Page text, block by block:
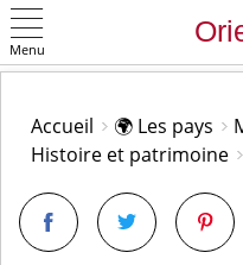
Menu
Accueil 🌍 Les pays
Histoire et patrimoine